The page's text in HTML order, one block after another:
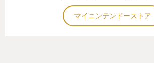
マイニンテンドーストア